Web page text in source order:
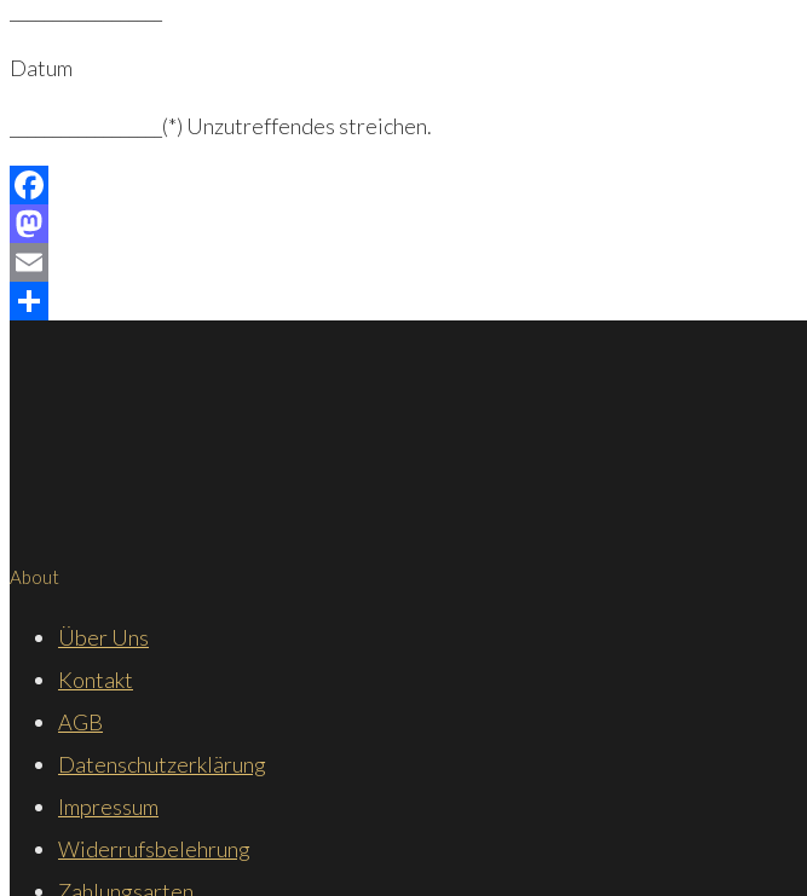
Datum
__________________(*) Unzutreffendes streichen.
Facebook
Mastodon
Email
About
Über Uns
Kontakt
AGB
Datenschutzerklärung
Impressum
Widerrufsbelehrung
Zahlungsarten